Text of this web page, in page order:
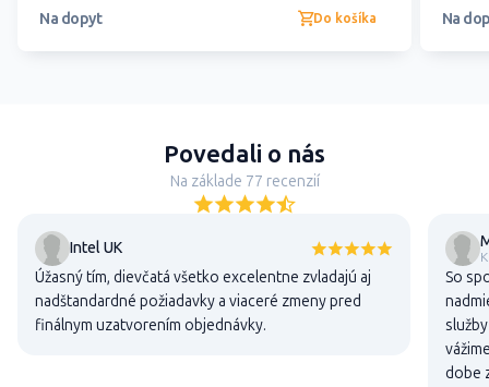
Na dopyt Do košíka Na
Povedali o nás
Na základe 77 recenzií
Intel UK
Úžasný tím, dievčatá všetko excelentne zvladajú aj
nadštandardné požiadavky a viaceré zmeny pred
finálnym uzatvorením objednávky.
So
dobe